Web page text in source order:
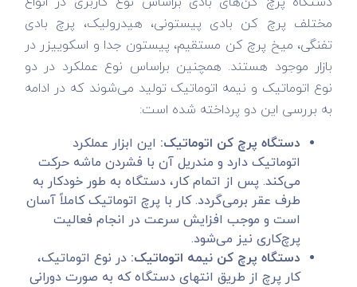
مختلف پرچ کن بادی پیستونی، هیدرولیک، پرچ بادی
تفنگی، میخ پرچ کن مستقیم، پیستون جدا و اسکوییزر در
بازار موجود هستند. همچنین براساس نوع عملکرد در دو
نوع اتوماتیک و نیمه اتوماتیک تولید می‌شوند که در ادامه
به بررسی این دو پرداخته شده است:
دستگاه پرچ کن اتوماتیک: این ابزار عملکرد
اتوماتیک دارد و مندریل آن با فشردن ماشه حرکت
می‌کند. پس از اتمام کار، دستگاه به طور خودکار به
طرف عقر برمی‌گردد. کار با پرچ اتوماتیک کاملاً آسان
است و موجب افزایش سرعت در انجام فعالیت
پرچ‌کاری نیز می‌شود.
دستگاه پرچ کن نیمه اتوماتیک: در نوع اتوماتیک،
کار پرچ از طریق انتهای دستگاه که به صورت دورانی